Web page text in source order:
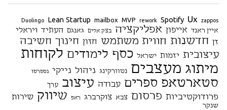
Duolingo Lean Startup mailbox MVP rework Spotify Ux zappos
איין ראנד אייפון אפליקציה בצק אלים גאנגם העתיד ויראלי
זן חדשנות חווית משתמש חזון חינוך חשיבה
עיצובית יזמות ישראל כסף לימודים לקוחות
מיתוג מעצבים נטוורקינג ניהול נייקי נספרסו
סטארטאפ ספרים עבודה עיצוב ערך
פרודוקטיביות פרסום צבא צוקרברג ראפ שיווק שירות
שנקר